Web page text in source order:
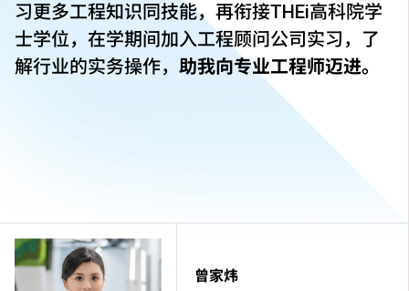
曾家炜
习更多工程知识同技能，再衔接THEi高科院学
士学位，在学期间加入工程顾问公司实习，了
解行业的实务操作， 助我向专业工程师迈进。